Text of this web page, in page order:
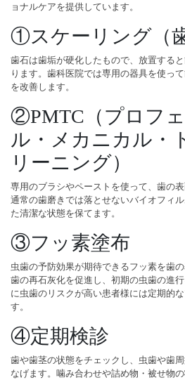
ョナルケアを提供しています。
①スケーリング（
歯石は歯垢が硬化したもので、放置する
ります。歯科医院では専用の器具を使っ
を改善します。
②PMTC（プロフ
ル・メカニカル・
リーニング）
専用のブラシやペーストを使って、歯の
通常の歯磨きでは落とせないバイオフィ
た清潔な状態を保てます。
③フッ素塗布
虫歯の予防効果が期待できるフッ素を歯
歯の再石灰化を促進し、初期の虫歯の進
に虫歯のリスクが高い患者様には定期的
す。
④定期検診
歯や歯茎の状態をチェックし、虫歯や歯
なげます。噛み合わせや詰め物・被せ物